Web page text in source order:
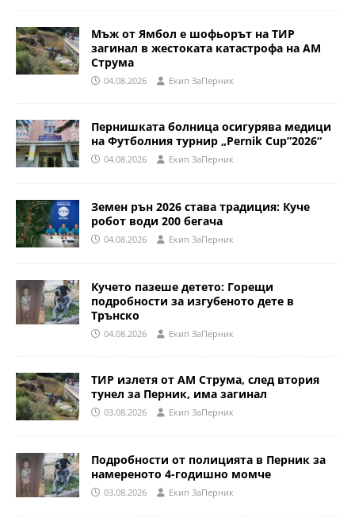
Мъж от Ямбол е шофьорът на ТИР
загинал в жестоката катастрофа на АМ
Струма
04.08.2026 Eкип ЗаПерник
Пернишката болница осигурява медици
на Футболния турнир „Pernik Cup”2026“
04.08.2026 Eкип ЗаПерник
Земен рън 2026 става традиция: Куче
робот води 200 бегача
04.08.2026 Eкип ЗаПерник
Кучето пазеше детето: Горещи
подробности за изгубеното дете в
Трънско
04.08.2026 Eкип ЗаПерник
ТИР излетя от АМ Струма, след втория
тунел за Перник, има загинал
03.08.2026 Eкип ЗаПерник
Подробности от полицията в Перник за
намереното 4-годишно момче
03.08.2026 Eкип ЗаПерник